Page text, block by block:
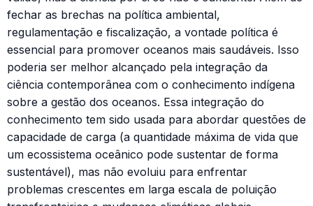
fechar as brechas na política ambiental,
regulamentação e fiscalização, a vontade política é
essencial para promover oceanos mais saudáveis. Isso
poderia ser melhor alcançado pela integração da
ciência contemporânea com o conhecimento indígena
sobre a gestão dos oceanos. Essa integração do
conhecimento tem sido usada para abordar questões de
capacidade de carga (a quantidade máxima de vida que
um ecossistema oceânico pode sustentar de forma
sustentável), mas não evoluiu para enfrentar
problemas crescentes em larga escala de poluição